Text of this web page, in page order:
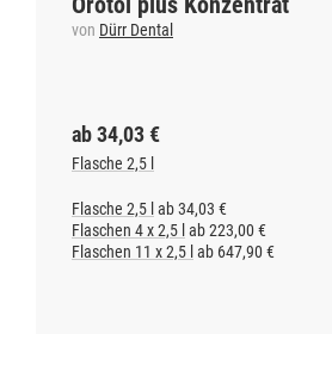
von Dürr Dental
ab 34,03 €
Flasche 2,5 l
Flasche 2,5 l ab 34,03 €
Flaschen 4 x 2,5 l ab 223,00 €
Flaschen 11 x 2,5 l ab 647,90 €